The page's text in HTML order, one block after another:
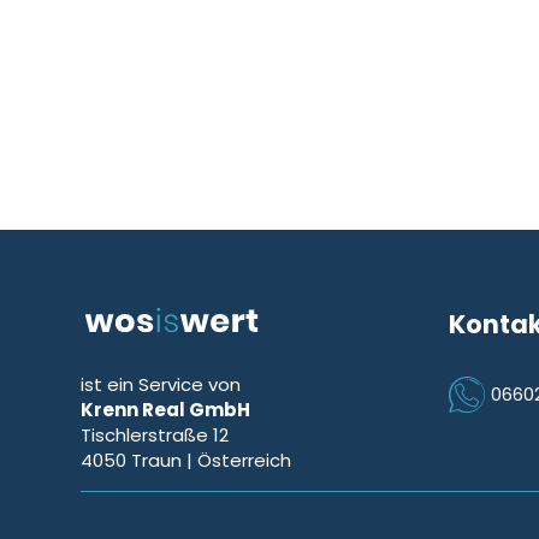
ist ein Service von
Krenn Real GmbH
Tischlerstraße 12
4050 Traun | Österreich
Icon Phone